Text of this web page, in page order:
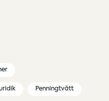
Penningtvätt